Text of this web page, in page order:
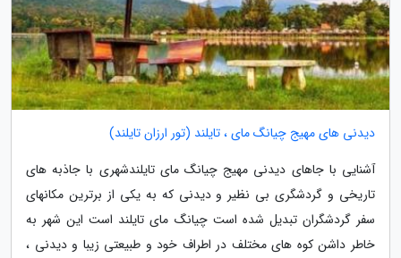
دیدنی های مهیج چیانگ مای ، تایلند (تور ارزان تایلند)
آشنایی با جاهای دیدنی مهیج چیانگ مای تایلندشهری با جاذبه های
تاریخی و گردشگری بی نظیر و دیدنی که به یکی از برترین مکانهای
سفر گردشگران تبدیل شده است چیانگ مای تایلند است این شهر به
خاطر داشن کوه های مختلف در اطراف خود و طبیعتی زیبا و دیدنی ،